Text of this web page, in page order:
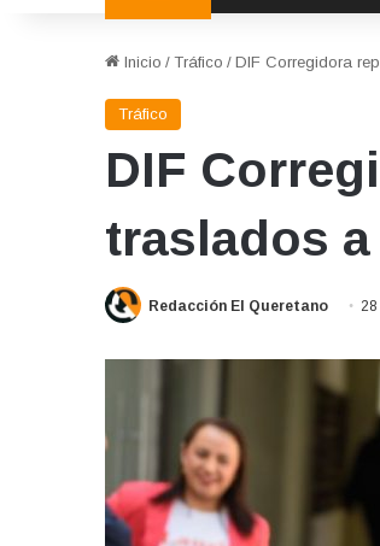
Inicio / Tráfico / DIF Corregidora
Tráfico
DIF
traslados
Redacción El Queretano